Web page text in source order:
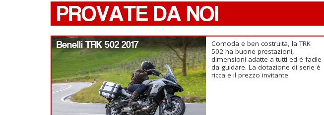
PROVATE DA NOI
Benelli TRK 502 2017
Comoda e ben costruita, la TRK
502 ha buone prestazioni,
dimensioni adatte a tutti ed è facile
da guidare. La dotazione di serie è
ricca e il prezzo invitante